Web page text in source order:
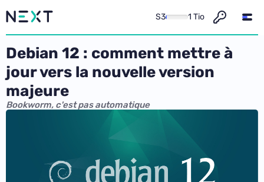
S3 1 Tio
Debian 12 : comment mettre à
jour vers la nouvelle version
majeure
Bookworm, c'est pas automatique